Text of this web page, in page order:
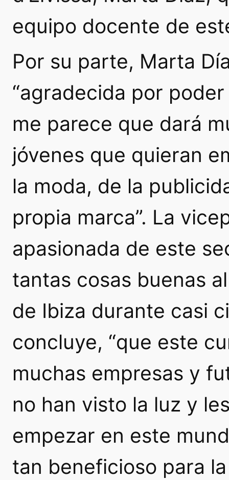
equipo docente de
Por su parte, Marta
“agradecida por
me parece que dará
jóvenes que quieran
la moda, de la
propia marca”. La
apasionada de este
tantas cosas buenas
de Ibiza durante casi
concluye, “que este
muchas empresas y
no han visto la luz y
empezar en este
tan beneficioso para